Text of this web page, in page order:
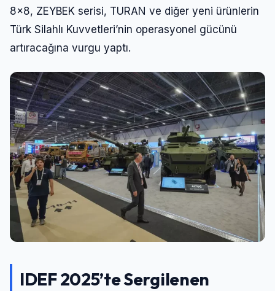
8×8, ZEYBEK serisi, TURAN ve diğer yeni ürünlerin
Türk Silahlı Kuvvetleri’nin operasyonel gücünü
artıracağına vurgu yaptı.
IDEF 2025’te Sergilenen